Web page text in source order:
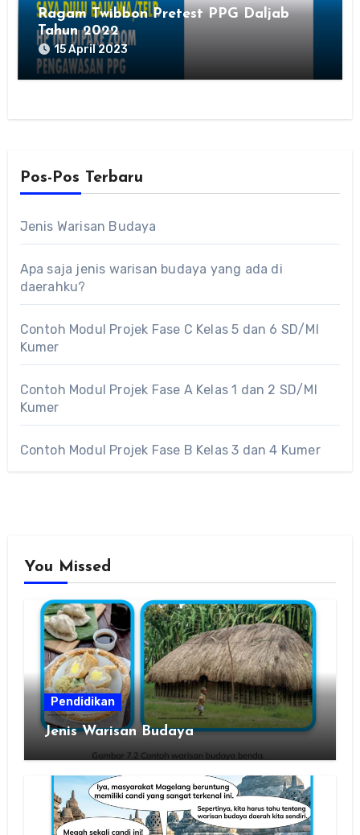
Ragam Twibbon Pretest PPG Daljab
Tahun 2022
15 April 2023
Pos-Pos Terbaru
Jenis Warisan Budaya
Apa saja jenis warisan budaya yang ada di
daerahku?
Contoh Modul Projek Fase C Kelas 5 dan 6 SD/MI
Kumer
Contoh Modul Projek Fase A Kelas 1 dan 2 SD/MI
Kumer
Contoh Modul Projek Fase B Kelas 3 dan 4 Kumer
You Missed
Pendidikan
Jenis Warisan Budaya